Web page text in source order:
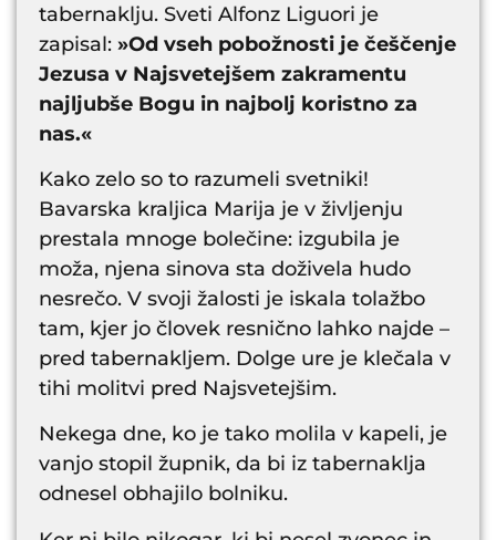
tabernaklju. Sveti Alfonz Liguori je
zapisal: »Od vseh pobožnosti je češčenje
Jezusa v Najsvetejšem zakramentu
najljubše Bogu in najbolj koristno za
nas.«
Kako zelo so to razumeli svetniki!
Bavarska kraljica Marija je v življenju
prestala mnoge bolečine: izgubila je
moža, njena sinova sta doživela hudo
nesrečo. V svoji žalosti je iskala tolažbo
tam, kjer jo človek resnično lahko najde –
pred tabernakljem. Dolge ure je klečala v
tihi molitvi pred Najsvetejšim.
Nekega dne, ko je tako molila v kapeli, je
vanjo stopil župnik, da bi iz tabernaklja
odnesel obhajilo bolniku.